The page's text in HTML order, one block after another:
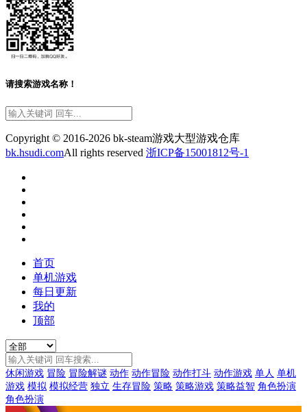
请搜索游戏名称！
Copyright © 2016-2026 bk-steam游戏大型游戏仓库
bk.hsudi.comAll rights reserved 浙ICP备15001812号-1
首页
单机游戏
每日更新
我的
顶部
休闲游戏 冒险 冒险解谜 动作 动作冒险 动作打斗 动作游戏 单人 单机
游戏 模拟 模拟经营 独立 生存冒险 策略 策略游戏 策略益智 角色扮演
角色扮演